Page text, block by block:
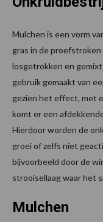
Mulchen is een vorm
gras in de
losgetrokken en
gebruik gemaakt van
gezien het effect, met
komt er een
Hierdoor worden de
groei of zelfs niet
bijvoorbeeld door de
strooisellaag waar het
Mulchen